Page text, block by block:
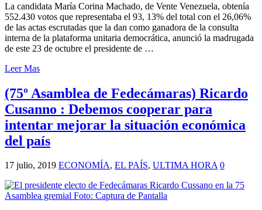
La candidata María Corina Machado, de Vente Venezuela, obtenía
552.430 votos que representaba el 93, 13% del total con el 26,06%
de las actas escrutadas que la dan como ganadora de la consulta
interna de la plataforma unitaria democrática, anunció la madrugada
de este 23 de octubre el presidente de …
Leer Mas
(75º Asamblea de Fedecámaras) Ricardo
Cusanno : Debemos cooperar para
intentar mejorar la situación económica
del país
17 julio, 2019 ECONOMÍA, EL PAÍS, ULTIMA HORA 0